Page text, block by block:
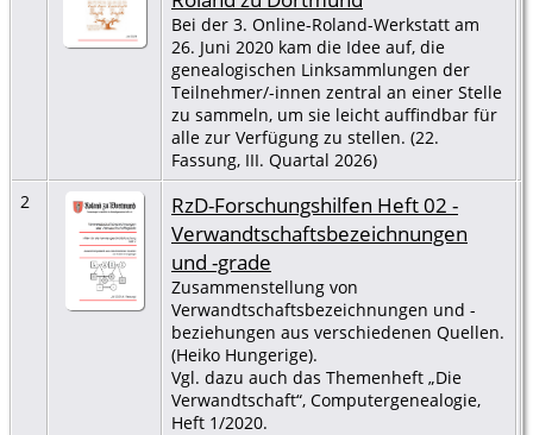
Bei der 3. Online-Roland-Werkstatt am
26. Juni 2020 kam die Idee auf, die
genealogischen Linksammlungen der
Teilnehmer/-innen zentral an einer Stelle
zu sammeln, um sie leicht auffindbar für
alle zur Verfügung zu stellen. (22.
Fassung, III. Quartal 2026)
2
RzD-Forschungshilfen Heft 02 -
Verwandtschaftsbezeichnungen
und -grade
Zusammenstellung von
Verwandtschaftsbezeichnungen und -
beziehungen aus verschiedenen Quellen.
(Heiko Hungerige).
Vgl. dazu auch das Themenheft „Die
Verwandtschaft“, Computergenealogie,
Heft 1/2020.